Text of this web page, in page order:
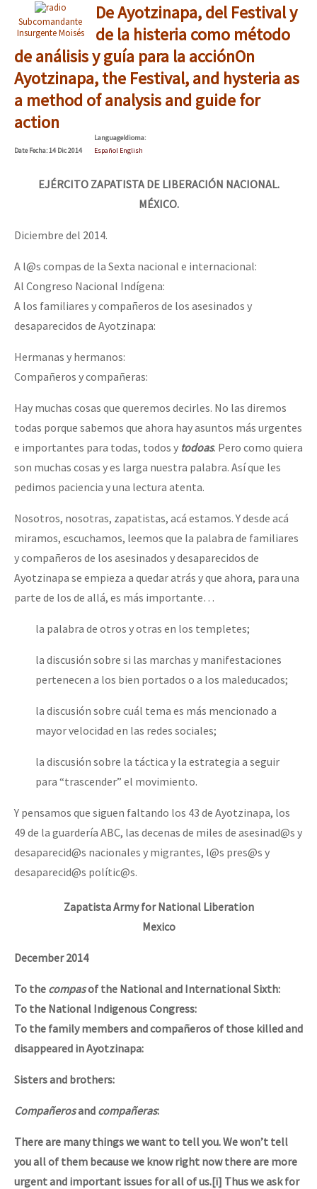
Subcomandante
Insurgente Moisés
De Ayotzinapa, del Festival y
de la histeria como método
de análisis y guía para la acciónOn
Ayotzinapa, the Festival, and hysteria as
a method of analysis and guide for
action
DateFecha: 14 Dic 2014
LanguageIdioma:
Español English
EJÉRCITO ZAPATISTA DE LIBERACIÓN NACIONAL.
MÉXICO.
Diciembre del 2014.
A l@s compas de la Sexta nacional e internacional:
Al Congreso Nacional Indígena:
A los familiares y compañeros de los asesinados y
desaparecidos de Ayotzinapa:
Hermanas y hermanos:
Compañeros y compañeras:
Hay muchas cosas que queremos decirles. No las diremos
todas porque sabemos que ahora hay asuntos más urgentes
e importantes para todas, todos y todoas. Pero como quiera
son muchas cosas y es larga nuestra palabra. Así que les
pedimos paciencia y una lectura atenta.
Nosotros, nosotras, zapatistas, acá estamos. Y desde acá
miramos, escuchamos, leemos que la palabra de familiares
y compañeros de los asesinados y desaparecidos de
Ayotzinapa se empieza a quedar atrás y que ahora, para una
parte de los de allá, es más importante…
la palabra de otros y otras en los templetes;
la discusión sobre si las marchas y manifestaciones
pertenecen a los bien portados o a los maleducados;
la discusión sobre cuál tema es más mencionado a
mayor velocidad en las redes sociales;
la discusión sobre la táctica y la estrategia a seguir
para “trascender” el movimiento.
Y pensamos que siguen faltando los 43 de Ayotzinapa, los
49 de la guardería ABC, las decenas de miles de asesinad@s y
desaparecid@s nacionales y migrantes, l@s pres@s y
desaparecid@s polític@s.
Zapatista Army for National Liberation
Mexico
December 2014
To the compasof the National and International Sixth:
To the National Indigenous Congress:
To the family members and compañeros of those killed and
disappeared in Ayotzinapa:
Sisters and brothers:
Compañerosand compañeras:
There are many things we want to tell you. We won’t tell
you all of them because we know right now there are more
urgent and important issues for all of us.[i] Thus we ask for